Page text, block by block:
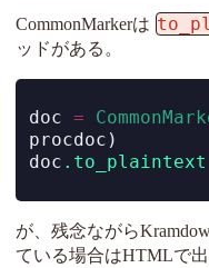
CommonMarkerは
ッドがある。
doc =
procdoc)
doc .to_plaintext
が、残念ながら
ている場合はHTMLで